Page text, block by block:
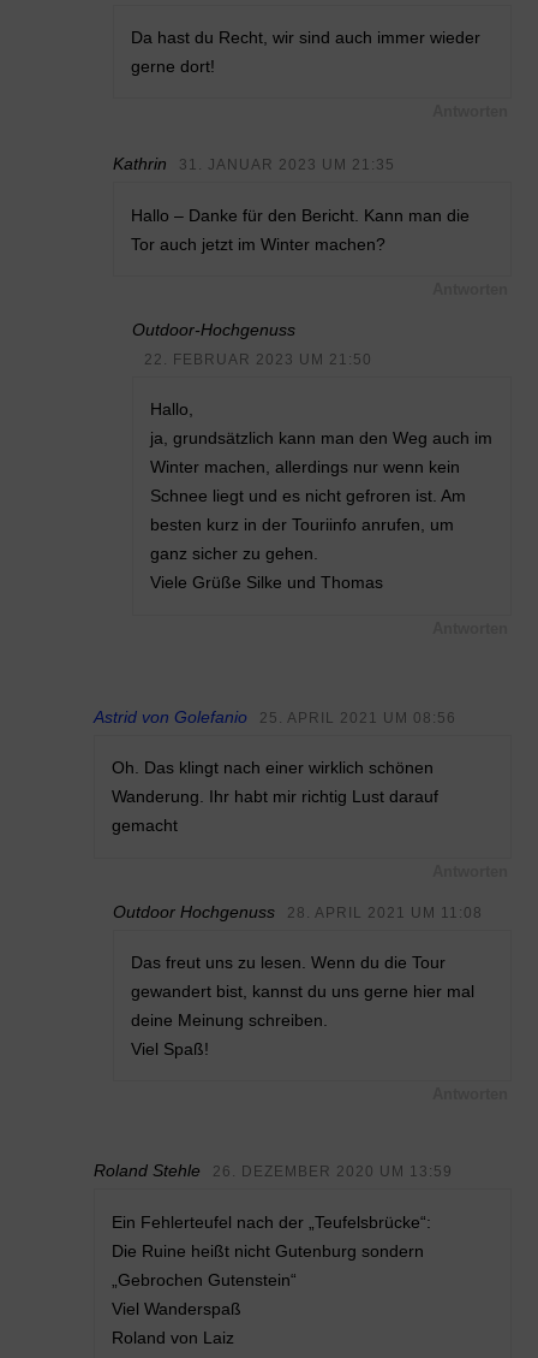
Da hast du Recht, wir sind auch immer wieder
gerne dort!
Kathrin 31. JANUAR 2023 UM 21:35
Hallo – Danke für den Bericht. Kann man die
Tor auch jetzt im Winter machen?
Outdoor-Hochgenuss
22. FEBRUAR 2023 UM 21:50
Hallo,
ja, grundsätzlich kann man den Weg auch im
Winter machen, allerdings nur wenn kein
Schnee liegt und es nicht gefroren ist. Am
besten kurz in der Touriinfo anrufen, um
ganz sicher zu gehen.
Viele Grüße Silke und Thomas
Astrid von Golefanio 25. APRIL 2021 UM 08:56
Oh. Das klingt nach einer wirklich schönen
Wanderung. Ihr habt mir richtig Lust darauf
gemacht
Outdoor Hochgenuss 28. APRIL 2021 UM 11:08
Das freut uns zu lesen. Wenn du die Tour
gewandert bist, kannst du uns gerne hier mal
deine Meinung schreiben.
Viel Spaß!
Roland Stehle 26. DEZEMBER 2020 UM 13:59
Ein Fehlerteufel nach der „Teufelsbrücke“:
Die Ruine heißt nicht Gutenburg sondern
„Gebrochen Gutenstein“
Viel Wanderspaß
Roland von Laiz